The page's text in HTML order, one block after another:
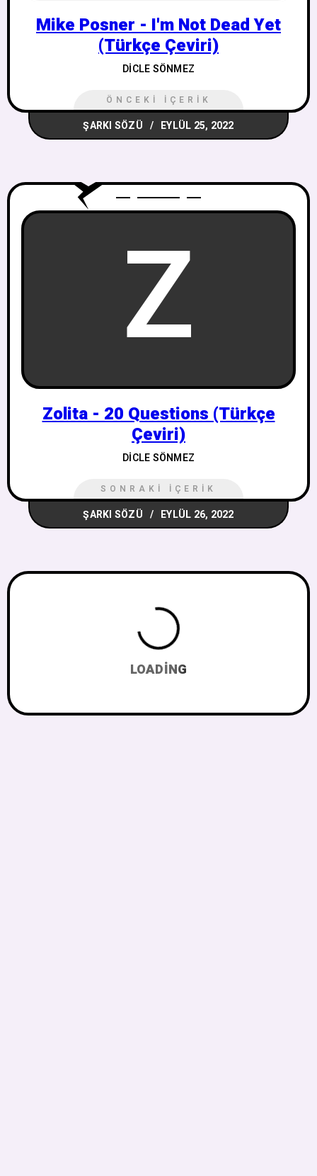
Mike Posner - I'm Not Dead Yet
(Türkçe Çeviri)
DICLE SÖNMEZ
ÖNCEKI İÇERIK
ŞARKI SÖZÜ EYLÜL 25, 2022
Z
Zolita - 20 Questions (Türkçe
Çeviri)
DICLE SÖNMEZ
SONRAKI İÇERIK
ŞARKI SÖZÜ EYLÜL 26, 2022
LOADING